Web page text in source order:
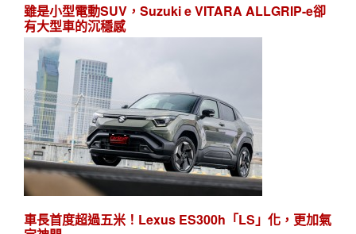
雖是小型電動SUV，Suzuki e VITARA ALLGRIP-e卻
有大型車的沉穩感
車長首度超過五米！Lexus ES300h「LS」化，更加氣